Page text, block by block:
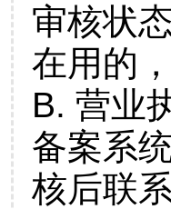
审核状
在用的
B. 营业
备案系
核后联